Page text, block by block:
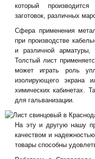
который
заготовок, различных
Сфера применения
при производстве
и различной арматуры,
Толстый лист
может играть роль
изолирующего экрана
химических кабинетах.
для гальванизации.
На эту и другую нашу
качеством и
товары способны